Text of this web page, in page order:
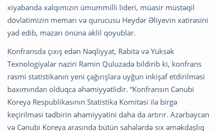
xiyabanda xalqımızın ümummilli lideri, müasir müstəqil
dövlətimizin memarı və qurucusu Heydər Əliyevin xatirəsini
yad edib, məzarı önünə əklil qoyublar.
Konfransda çıxış edən Nəqliyyat, Rabitə və Yüksək
Texnologiyalar naziri Ramin Quluzadə bildirib ki, konfrans
rəsmi statistikanın yeni çağırışlara uyğun inkişaf etdirilməsi
baxımından olduqca əhəmiyyətlidir. “Konfransın Cənubi
Koreya Respublikasının Statistika Komitəsi ilə birgə
keçirilməsi tədbirin əhəmiyyətini daha da artırır. Azərbaycan
və Cənubi Koreya arasında bütün sahələrdə sıx əməkdaşlıq